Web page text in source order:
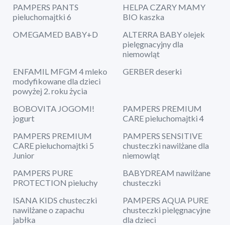
PAMPERS PANTS
pieluchomajtki 6
HELPA CZARY MAMY
BIO kaszka
OMEGAMED BABY+D
ALTERRA BABY olejek
pielęgnacyjny dla
niemowląt
ENFAMIL MFGM 4 mleko
modyfikowane dla dzieci
powyżej 2. roku życia
GERBER deserki
BOBOVITA JOGOMI!
jogurt
PAMPERS PREMIUM
CARE pieluchomajtki 4
PAMPERS PREMIUM
CARE pieluchomajtki 5
Junior
PAMPERS SENSITIVE
chusteczki nawilżane dla
niemowląt
PAMPERS PURE
PROTECTION pieluchy
BABYDREAM nawilżane
chusteczki
ISANA KIDS chusteczki
nawilżane o zapachu
jabłka
PAMPERS AQUA PURE
chusteczki pielęgnacyjne
dla dzieci